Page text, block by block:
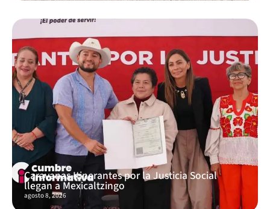
Caravanas Itinerantes por la Justicia Social
llegan a Mexicaltzingo
agosto 8, 2026